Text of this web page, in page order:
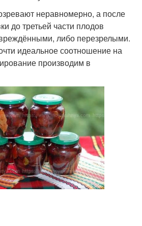
неравномерно, а после
до третьей части плодов
либо перезрелыми.
идеальное соотношение на
производим в